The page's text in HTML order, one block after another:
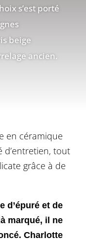
s’est porté
beige
ancien.
en céramique
d’entretien, tout
grâce à de
d’épuré et de
marqué, il ne
Charlotte